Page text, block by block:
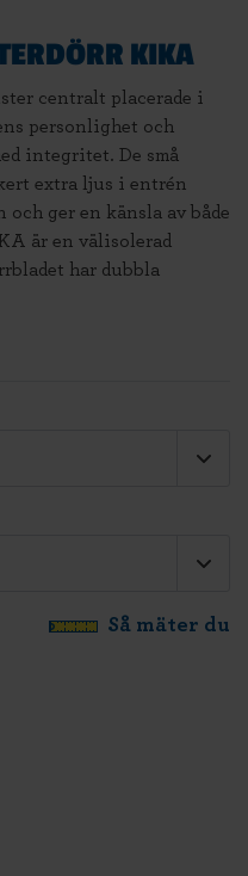
KIKA
centralt placerade i
personlighet och
integritet. De små
extra ljus i entrén
ger en känsla av både
är en välisolerad
har dubbla
Så mäter du